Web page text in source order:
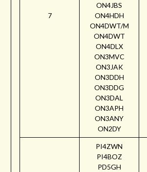
7
ON4JBS
ON4HDH
ON4DWT/M
ON4DWT
ON4DLX
ON3MVC
ON3JAK
ON3DDH
ON3DDG
ON3DAL
ON3APH
ON3ANY
ON2DY
PI4ZWN
PI4BOZ
PD5GH